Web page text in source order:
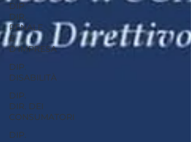
DIP.
DIR.
PENALE
E
D'IMPRESA
DIP.
DISABILITÀ
DIP.
DIR. DEI
CONSUMATORI
DIP.